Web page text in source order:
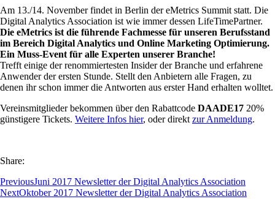
Am 13./14. November findet in Berlin der eMetrics Summit statt. Die
Digital Analytics Association ist wie immer dessen LifeTimePartner.
Die eMetrics ist die führende Fachmesse für unseren Berufsstand
im Bereich Digital Analytics und Online Marketing Optimierung.
Ein Muss-Event für alle Experten unserer Branche!
Trefft einige der renommiertesten Insider der Branche und erfahrene
Anwender der ersten Stunde. Stellt den Anbietern alle Fragen, zu
denen ihr schon immer die Antworten aus erster Hand erhalten wolltet.
Vereinsmitglieder bekommen über den Rabattcode DAADE17 20%
günstigere Tickets. Weitere Infos hier, oder direkt zur Anmeldung.
Share:
PreviousJuni 2017 Newsletter der Digital Analytics Association
NextOktober 2017 Newsletter der Digital Analytics Association